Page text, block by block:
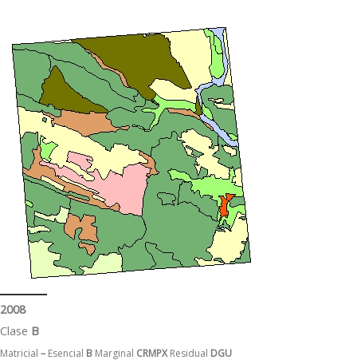
2008
Clase B
Matricial – Esencial B Marginal CRMPX Residual DGU